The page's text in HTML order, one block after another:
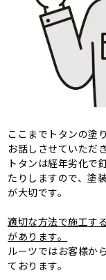
ここまでトタンの塗
お話しさせていただ
トタンは経年劣化で
たりしますので、塗
が大切です。
適切な方法で施工す
があります。
ルーツではお客様か
ております。